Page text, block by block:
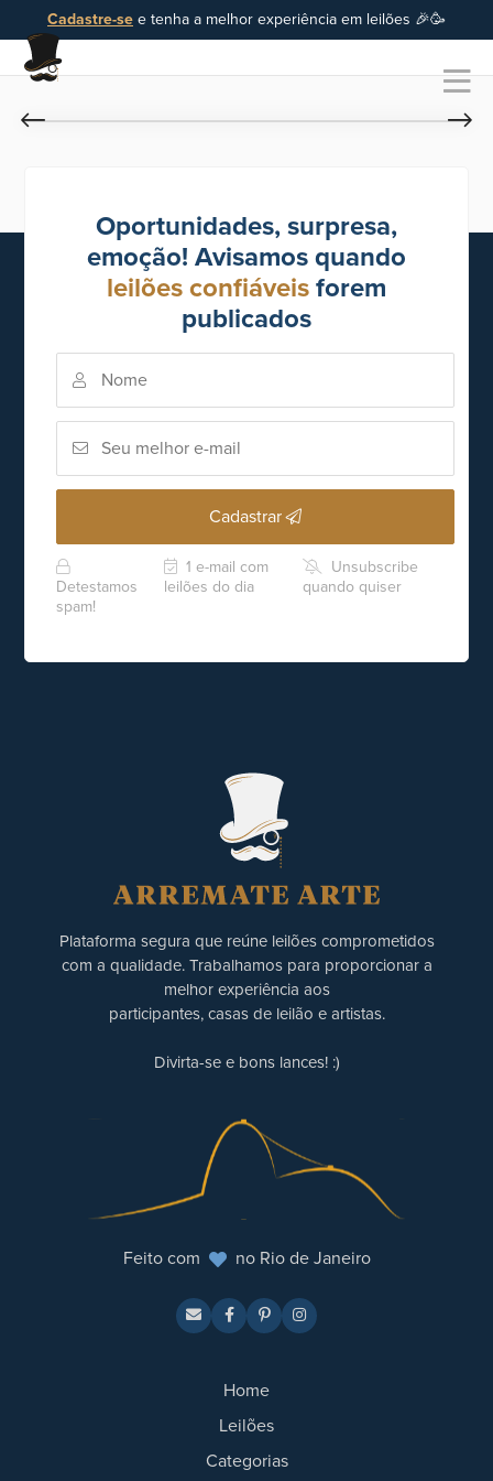
Cadastre-se e tenha a melhor experiência em leilões 🎉🥳
Oportunidades, surpresa,
emoção! Avisamos quando
leilões confiáveis forem
publicados
Cadastrar
Detestamos
spam!
1 e-mail com
leilões do dia
Unsubscribe
quando quiser
Plataforma segura que reúne leilões comprometidos
com a qualidade. Trabalhamos para proporcionar a
melhor experiência aos
participantes, casas de leilão e artistas.
Divirta-se e bons lances! :)
Feito com no Rio de Janeiro
Home
Leilões
Categorias